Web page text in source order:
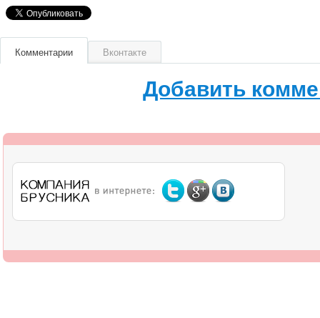
Комментарии Вконтакте
Добавить